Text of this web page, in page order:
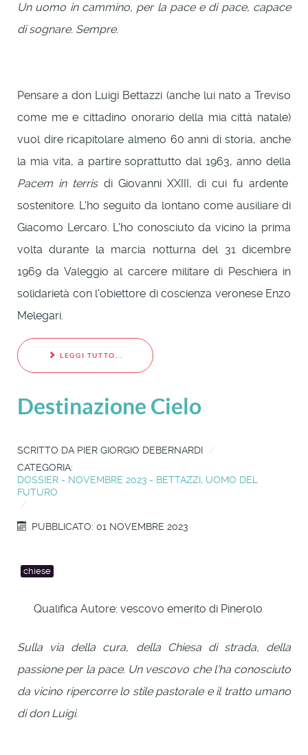
Un uomo in cammino, per la pace e di pace, capace
di sognare. Sempre.
Pensare a don Luigi Bettazzi (anche lui nato a Treviso
come me e cittadino onorario della mia città natale)
vuol dire ricapitolare almeno 60 anni di storia, anche
la mia vita, a partire soprattutto dal 1963, anno della
Pacem in terrisdi Giovanni XXIII, di cui fu ardente
sostenitore. L'ho seguito da lontano come ausiliare di
Giacomo Lercaro. L'ho conosciuto da vicino la prima
volta durante la marcia notturna del 31 dicembre
1969 da Valeggio al carcere militare di Peschiera in
solidarietà con l'obiettore di coscienza veronese Enzo
Melegari.
LEGGI TUTTO...
Destinazione Cielo
SCRITTO DA PIER GIORGIO DEBERNARDI
CATEGORIA:
DOSSIER - NOVEMBRE 2023 - BETTAZZI, UOMO DEL
FUTURO
PUBBLICATO: 01 NOVEMBRE 2023
chiese
Qualifica Autore: vescovo emerito di Pinerolo
Sulla via della cura, della Chiesa di strada, della
passione per la pace. Un vescovo che l'ha conosciuto
da vicino ripercorre lo stile pastorale e il tratto umano
di don Luigi.